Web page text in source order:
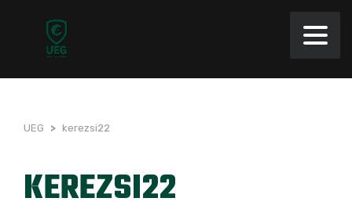
UEG > kerezsi22
KEREZSI22